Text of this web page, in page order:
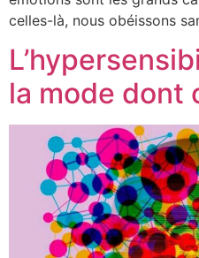
celles-là, nous obéissons
la mode dont